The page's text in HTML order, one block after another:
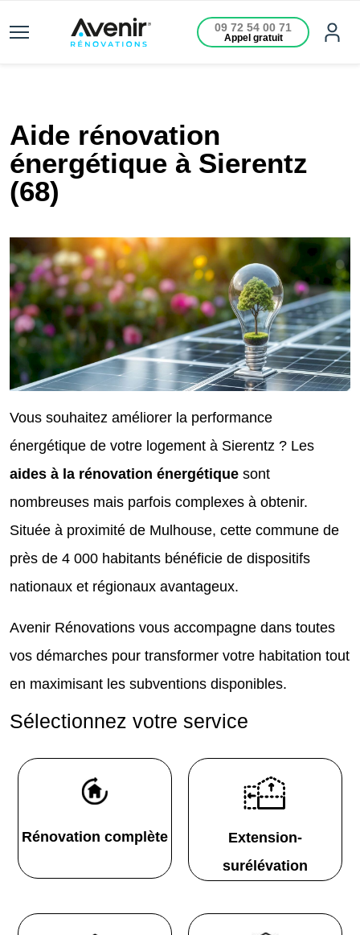
09 72 54 00 71
Appel gratuit
Aide rénovation
énergétique à Sierentz
(68)
Vous souhaitez améliorer la performance
énergétique de votre logement à Sierentz ? Les
aides à la rénovation énergétique sont
nombreuses mais parfois complexes à obtenir.
Située à proximité de Mulhouse, cette commune de
près de 4 000 habitants bénéficie de dispositifs
nationaux et régionaux avantageux.
Avenir Rénovations vous accompagne dans toutes
vos démarches pour transformer votre habitation tout
en maximisant les subventions disponibles.
Sélectionnez votre service
Rénovation complète
Extension-
surélévation